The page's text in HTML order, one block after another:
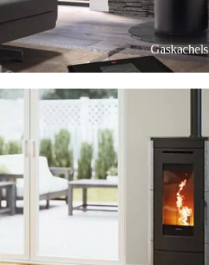
Gaskachels